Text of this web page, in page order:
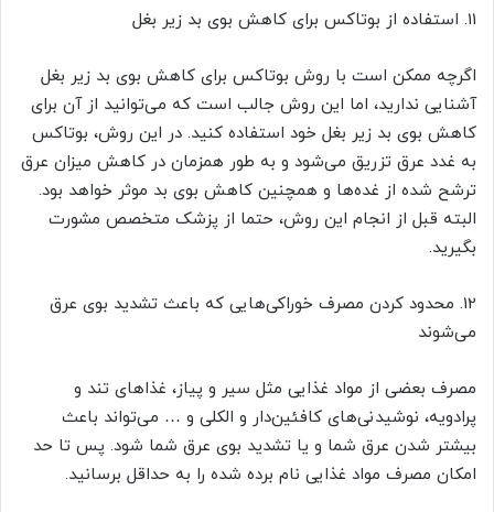
11. استفاده از بوتاکس برای کاهش بوی بد زیر بغل
اگرچه ممکن است با روش بوتاکس برای کاهش بوی بد زیر بغل
آشنایی ندارید، اما این روش جالب است که می‌توانید از آن برای
کاهش بوی بد زیر بغل خود استفاده کنید. در این روش، بوتاکس
به غدد عرق تزریق می‌شود و به طور همزمان در کاهش میزان عرق
ترشح شده از غده‌ها و همچنین کاهش بوی بد موثر خواهد بود.
البته قبل از انجام این روش، حتما از پزشک متخصص مشورت
بگیرید.
12. محدود کردن مصرف خوراکی‌هایی که باعث تشدید بوی عرق
می‌شوند
مصرف بعضی از مواد غذایی مثل سیر و پیاز، غذاهای تند و
پرادویه، نوشیدنی‌های کافئین‌دار و الکلی و … می‌تواند باعث
بیشتر شدن عرق شما و یا تشدید بوی عرق شما شود. پس تا حد
امکان مصرف مواد غذایی نام برده شده را به حداقل برسانید.